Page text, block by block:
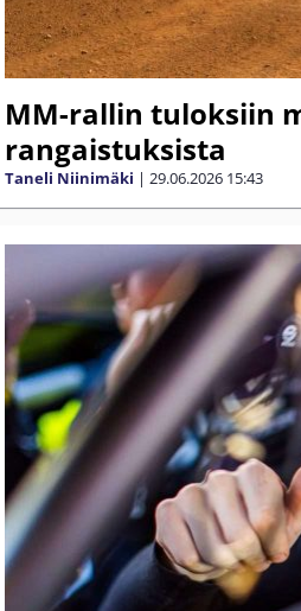
MM-rallin tuloksiin
rangaistuksista
Taneli Niinimäki | 29.06.2026 15:43